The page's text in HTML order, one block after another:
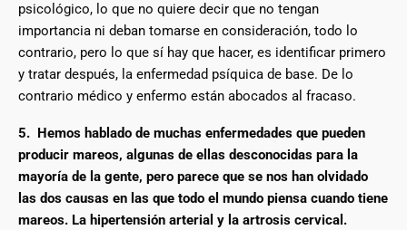
psicológico, lo que no quiere decir que no tengan
importancia ni deban tomarse en consideración, todo lo
contrario, pero lo que sí hay que hacer, es identificar primero
y tratar después, la enfermedad psíquica de base. De lo
contrario médico y enfermo están abocados al fracaso.
5. Hemos hablado de muchas enfermedades que pueden
producir mareos, algunas de ellas desconocidas para la
mayoría de la gente, pero parece que se nos han olvidado
las dos causas en las que todo el mundo piensa cuando tiene
mareos. La hipertensión arterial y la artrosis cervical.